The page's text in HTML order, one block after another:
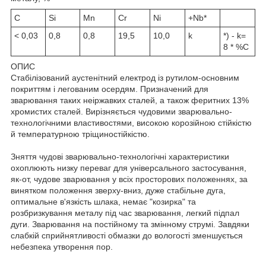
C Si Mn Cr Ni
+Nb*
< 0,03
0,8 0,8 19,5 10,0 k
*) - k=
8 * %C
ОПИС
Стабілізований аустенітний електрод із рутилом-основним
покриттям і легованим осердям. Призначений для
зварювання таких неіржавких сталей, а також феритних 13%
хромистих сталей. Вирізняється чудовими зварювально-
технологічними властивостями, високою корозійною стійкістю
й температурною тріщиностійкістю.
Зняття чудові зварювально-технологічні характеристики
охоплюють низку переваг для універсального застосування,
як-от, чудове зварювання у всіх просторових положеннях, за
винятком положення зверху-вниз, дуже стабільне дуга,
оптимальне в'язкість шлака, немає "козирка" та
розбризкування металу під час зварювання, легкий підпал
дуги. Зварювання на постійному та змінному струмі. Завдяки
слабкій сприйнятливості обмазки до вологості зменшується
небезпека утворення пор.